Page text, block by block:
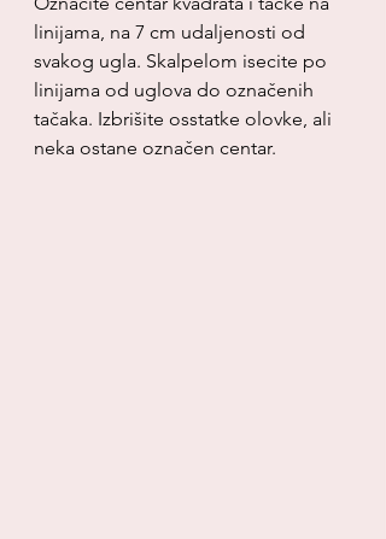
linijama, na 7 cm udaljenosti od
svakog ugla. Skalpelom isecite po
linijama od uglova do označenih
tačaka. Izbrišite osstatke olovke, ali
neka ostane označen centar.